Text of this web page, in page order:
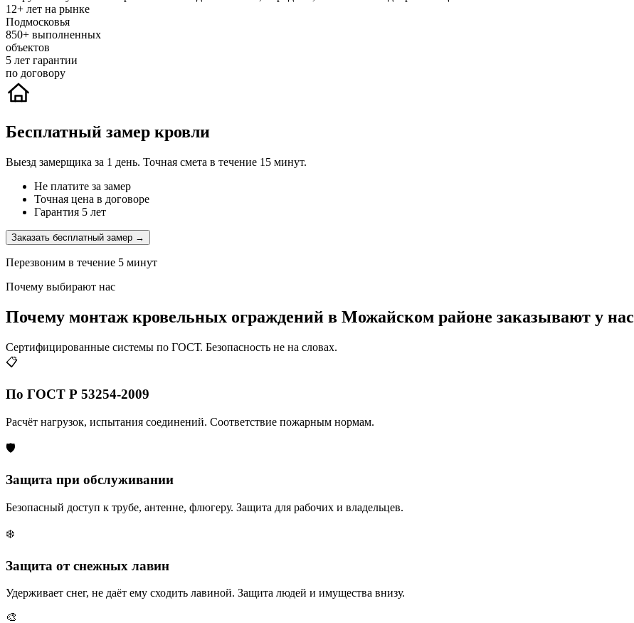
12+ лет на рынке
Подмосковья
850+ выполненных
объектов
5 лет гарантии
по договору
Бесплатный замер кровли
Выезд замерщика за 1 день. Точная смета в течение 15 минут.
Не платите за замер
Точная цена в договоре
Гарантия 5 лет
Заказать бесплатный замер →
Перезвоним в течение 5 минут
Почему выбирают нас
Почему монтаж кровельных ограждений в Можайском районе заказывают у нас
Сертифицированные системы по ГОСТ. Безопасность не на словах.
📋
По ГОСТ Р 53254-2009
Расчёт нагрузок, испытания соединений. Соответствие пожарным нормам.
🛡️
Защита при обслуживании
Безопасный доступ к трубе, антенне, флюгеру. Защита для рабочих и владельцев.
❄️
Защита от снежных лавин
Удерживает снег, не даёт ему сходить лавиной. Защита людей и имущества внизу.
🎨